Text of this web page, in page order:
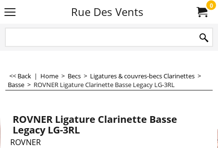
Rue Des Vents 0
<< Back | Home > Becs > Ligatures & couvres-becs Clarinettes >
Basse > ROVNER Ligature Clarinette Basse Legacy LG-3RL
ROVNER Ligature Clarinette Basse
Legacy LG-3RL
ROVNER